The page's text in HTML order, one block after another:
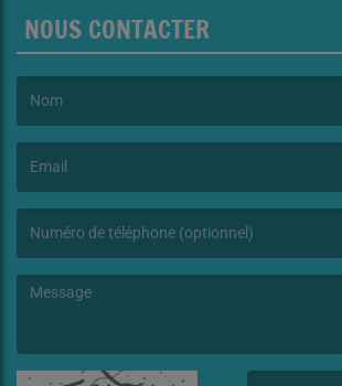
NOUS CONTACTER